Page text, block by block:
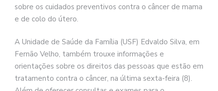
sobre os cuidados preventivos contra o câncer de mama
e de colo do útero.
A Unidade de Saúde da Família (USF) Edvaldo Silva, em
Fernão Velho, também trouxe informações e
orientações sobre os direitos das pessoas que estão em
tratamento contra o câncer, na última sexta-feira (8).